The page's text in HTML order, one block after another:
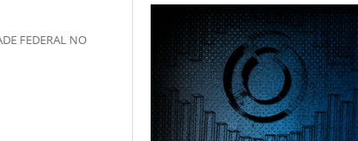
FEDERAL NO